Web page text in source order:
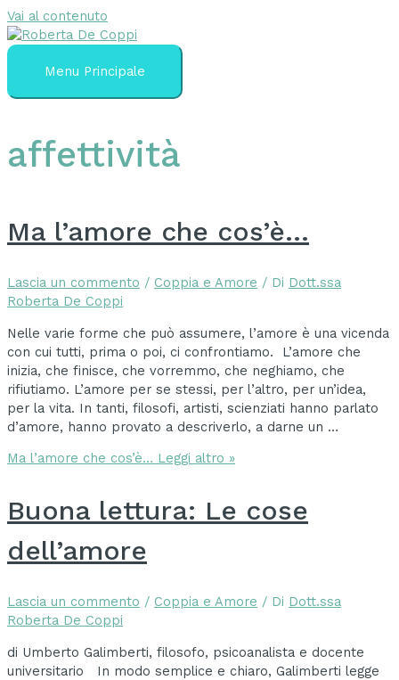
Vai al contenuto
Menu Principale
affettività
Ma l’amore che cos’è…
Lascia un commento / Coppia e Amore / Di Dott.ssa
Roberta De Coppi
Nelle varie forme che può assumere, l’amore è una vicenda
con cui tutti, prima o poi, ci confrontiamo. L’amore che
inizia, che finisce, che vorremmo, che neghiamo, che
rifiutiamo. L’amore per se stessi, per l’altro, per un’idea,
per la vita. In tanti, filosofi, artisti, scienziati hanno parlato
d’amore, hanno provato a descriverlo, a darne un …
Ma l’amore che cos’è… Leggi altro »
Buona lettura: Le cose
dell’amore
Lascia un commento / Coppia e Amore / Di Dott.ssa
Roberta De Coppi
di Umberto Galimberti, filosofo, psicoanalista e docente
universitario In modo semplice e chiaro, Galimberti legge